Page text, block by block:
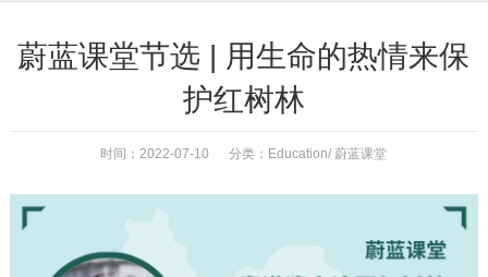
蔚蓝课堂节选 | 用生命的热情来保
护红树林
时间：2022-07-10 分类： Education/蔚蓝课堂